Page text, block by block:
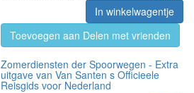
In winkelwagentje
Toevoegen aan Delen met vrienden
Zomerdiensten der Spoorwegen - Extra
uitgave van Van Santen s Officieele
Reisgids voor Nederland